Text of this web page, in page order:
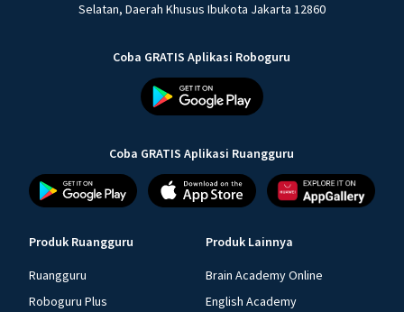
Selatan, Daerah Khusus Ibukota Jakarta 12860
Coba GRATIS Aplikasi Roboguru
Coba GRATIS Aplikasi Ruangguru
Produk Ruangguru
Ruangguru
Roboguru Plus
Produk Lainnya
Brain Academy Online
English Academy